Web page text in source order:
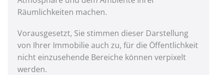
Räumlichkeiten machen.
Vorausgesetzt, Sie stimmen dieser Darstellung
von Ihrer Immobilie auch zu, für die Öffentlichkeit
nicht einzusehende Bereiche können verpixelt
werden.